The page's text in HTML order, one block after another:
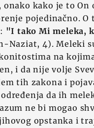
onako kako je to On
pojedinačno. O
"I tako Mi meleka,
Naziat, 4). Meleki
na
i da nije volje
tih zakona i
da ih
ne bi mogao
opstanka i